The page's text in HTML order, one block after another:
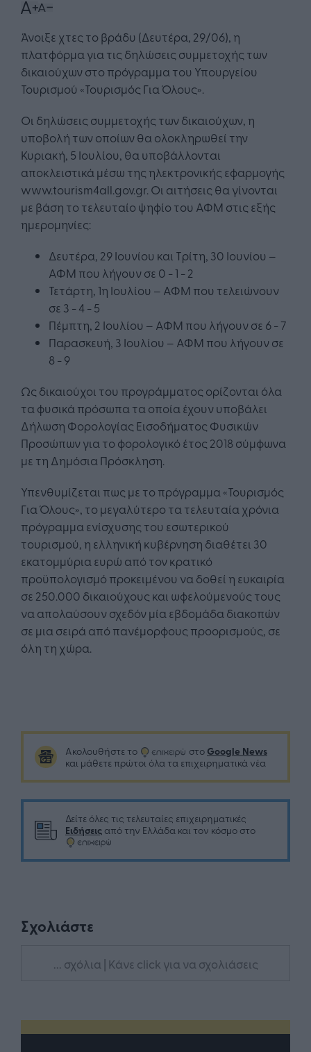
Άνοιξε χτες το βράδυ (Δευτέρα, 29/06), η
πλατφόρμα για τις δηλώσεις συμμετοχής των
δικαιούχων στο πρόγραμμα του Υπουργείου
Τουρισμού «Τουρισμός Για Όλους».
Οι δηλώσεις συμμετοχής των δικαιούχων, η
υποβολή των οποίων θα ολοκληρωθεί την
Κυριακή, 5 Ιουλίου, θα υποβάλλονται
αποκλειστικά μέσω της ηλεκτρονικής εφαρμογής
www.tourism4all.gov.gr. Οι αιτήσεις θα γίνονται
με βάση το τελευταίο ψηφίο του ΑΦΜ στις εξής
ημερομηνίες:
Δευτέρα, 29 Ιουνίου και Τρίτη, 30 Ιουνίου –
ΑΦΜ που λήγουν σε 0 - 1 - 2
Τετάρτη, 1η Ιουλίου – ΑΦΜ που τελειώνουν
σε 3 - 4 - 5
Πέμπτη, 2 Ιουλίου – ΑΦΜ που λήγουν σε 6 - 7
Παρασκευή, 3 Ιουλίου – ΑΦΜ που λήγουν σε
8 - 9
Ως δικαιούχοι του προγράμματος ορίζονται όλα
τα φυσικά πρόσωπα τα οποία έχουν υποβάλει
Δήλωση Φορολογίας Εισοδήματος Φυσικών
Προσώπων για το φορολογικό έτος 2018 σύμφωνα
με τη Δημόσια Πρόσκληση.
Υπενθυμίζεται πως με το πρόγραμμα «Τουρισμός
Για Όλους», το μεγαλύτερο τα τελευταία χρόνια
πρόγραμμα ενίσχυσης του εσωτερικού
τουρισμού, η ελληνική κυβέρνηση διαθέτει 30
εκατομμύρια ευρώ από τον κρατικό
προϋπολογισμό προκειμένου να δοθεί η ευκαιρία
σε 250.000 δικαιούχους και ωφελούμενούς τους
να απολαύσουν σχεδόν μία εβδομάδα διακοπών
σε μια σειρά από πανέμορφους προορισμούς, σε
όλη τη χώρα.
Ακολουθήστε το στο Google News
και μάθετε πρώτοι όλα τα επιχειρηματικά νέα
Δείτε όλες τις τελευταίες επιχειρηματικές
Ειδήσεις από την Ελλάδα και τον κόσμο στο
Σχολιάστε
... σχόλια | Κάνε click για να σχολιάσεις